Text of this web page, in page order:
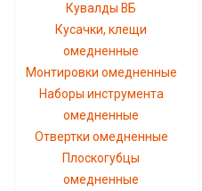
Кувалды ВБ
Кусачки, клещи
омедненные
Монтировки омедненные
Наборы инструмента
омедненные
Отвертки омедненные
Плоскогубцы
омедненные